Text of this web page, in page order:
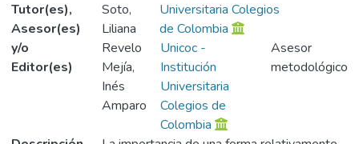
Tutor(es),
Asesor(es)
y/o
Editor(es)
Soto,
Liliana
Universitaria Colegios
de Colombia
Revelo
Mejía,
Inés
Amparo
Unicoc -
Institución
Universitaria
Colegios de
Colombia
Asesor
metodológico